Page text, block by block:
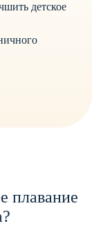
детское
плавание